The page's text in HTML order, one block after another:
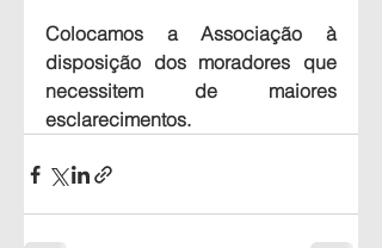
Colocamos a Associação à
disposição dos moradores que
necessitem de maiores
esclarecimentos.